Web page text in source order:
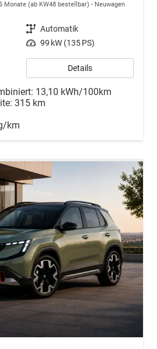
Monate (ab KW48 bestellbar) Neuwagen
Getriebe Automatik
Leistung 99 kW (135 PS)
Details
13,10 kWh/100km
315 km
km